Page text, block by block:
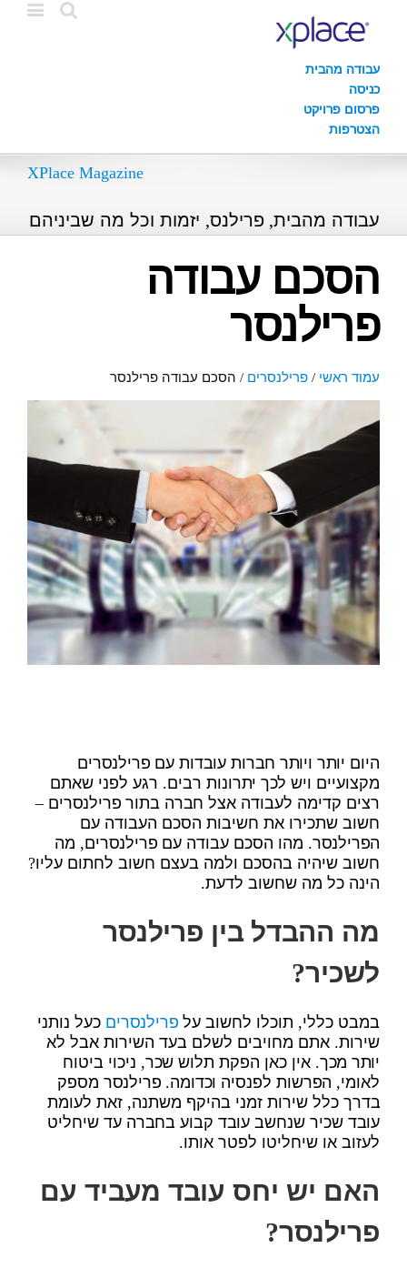
עבודה מהבית
כניסה
פרסום פרויקט
הצטרפות
XPlace Magazine
עבודה מהבית, פרילנס, יזמות וכל מה שביניהם
הסכם עבודה
פרילנסר
עמוד ראשי / פרילנסרים / הסכם עבודה פרילנסר
היום יותר ויותר חברות עובדות עם פרילנסרים
מקצועיים ויש לכך יתרונות רבים. רגע לפני שאתם
רצים קדימה לעבודה אצל חברה בתור פרילנסרים –
חשוב שתכירו את חשיבות הסכם העבודה עם
הפרילנסר. מהו הסכם עבודה עם פרילנסרים, מה
חשוב שיהיה בהסכם ולמה בעצם חשוב לחתום עליו?
הינה כל מה שחשוב לדעת.
מה ההבדל בין פרילנסר
לשכיר?
במבט כללי, תוכלו לחשוב על פרילנסרים כעל נותני
שירות. אתם מחויבים לשלם בעד השירות אבל לא
יותר מכך. אין כאן הפקת תלוש שכר, ניכוי ביטוח
לאומי, הפרשות לפנסיה וכדומה. פרילנסר מספק
בדרך כלל שירות זמני בהיקף משתנה, זאת לעומת
עובד שכיר שנחשב עובד קבוע בחברה עד שיחליט
לעזוב או שיחליטו לפטר אותו.
האם יש יחס עובד מעביד עם
פרילנסר?